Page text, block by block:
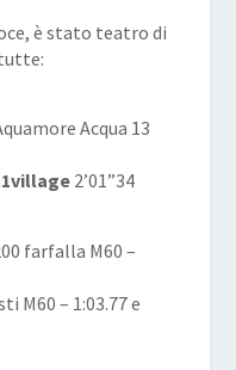
è stato teatro di
Acqua 13
2’01”34
farfalla M60 –
M60 – 1:03.77 e